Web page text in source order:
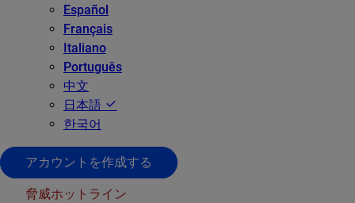
Español
Français
Italiano
Português
中文
日本語
한국어
アカウントを作成する
脅威ホットライン